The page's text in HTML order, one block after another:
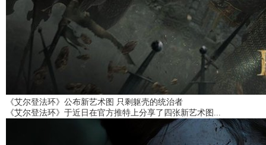
《艾尔登法环》公布新艺术图 只剩躯壳的统治者
《艾尔登法环》于近日在官方推特上分享了四张新艺术图...